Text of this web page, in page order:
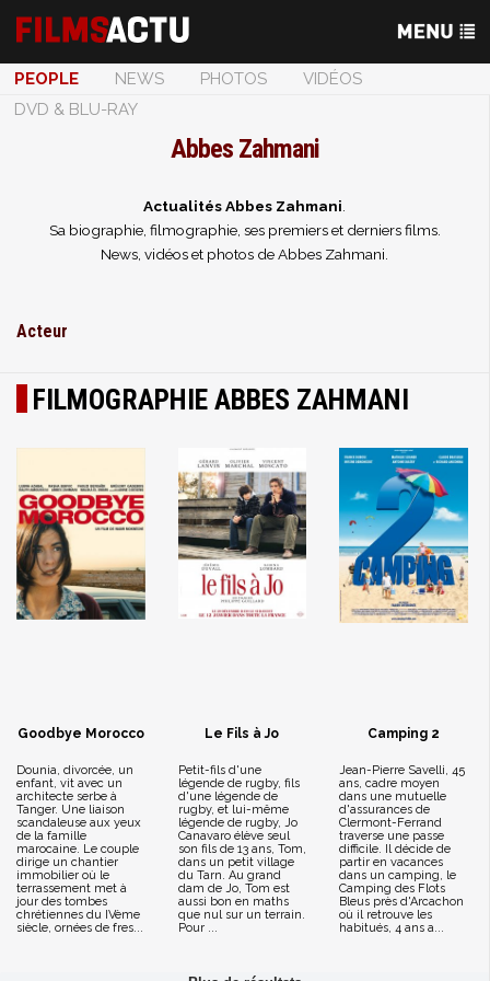
PEOPLE NEWS PHOTOS
VIDÉOS
DVD & BLU-RAY
Abbes Zahmani
Actualités Abbes Zahmani
Sa biographie, filmographie, ses premiers et derniers films.
News, vidéos et photos de Abbes Zahmani.
Acteur
FILMOGRAPHIE ABBES ZAHMANI
Goodbye Morocco
Dounia, divorcée, un
enfant, vit avec un
architecte serbe à
Tanger. Une liaison
scandaleuse aux yeux
de la famille
marocaine. Le couple
dirige un chantier
immobilier où le
terrassement met à
jour des tombes
chrétiennes du IVème
siècle, ornées de fres...
Le Fils à Jo
Petit-fils d'une
légende de rugby, fils
d'une légende de
rugby, et lui-même
légende de rugby, Jo
Canavaro élève seul
son fils de 13 ans, Tom,
dans un petit village
du Tarn. Au grand
dam de Jo, Tom est
aussi bon en maths
que nul sur un terrain.
Pour ...
Camping 2
Jean-Pierre Savelli, 45
ans, cadre moyen
dans une mutuelle
d'assurances de
Clermont-Ferrand
traverse une passe
difficile. Il décide de
partir en vacances
dans un camping, le
Camping des Flots
Bleus près d'Arcachon
où il retrouve les
habitués, 4 ans a...